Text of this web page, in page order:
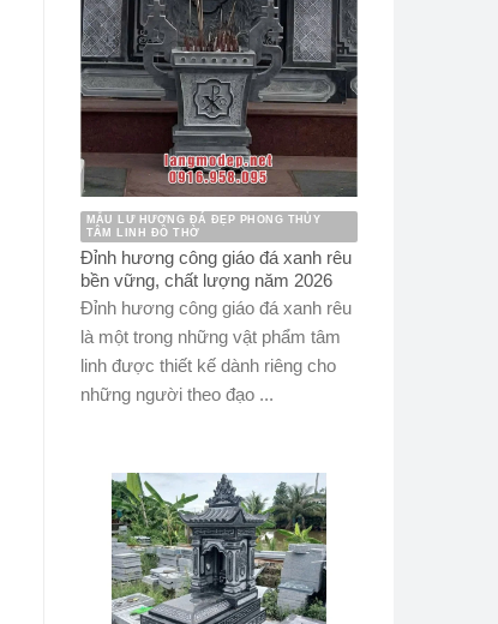
MẪU LƯ HƯƠNG ĐÁ ĐẸP PHONG THỦY
TÂM LINH ĐỒ THỜ
Đỉnh hương công giáo đá xanh rêu
bền vững, chất lượng năm 2026
Đỉnh hương công giáo đá xanh rêu
là một trong những vật phẩm tâm
linh được thiết kế dành riêng cho
những người theo đạo ...